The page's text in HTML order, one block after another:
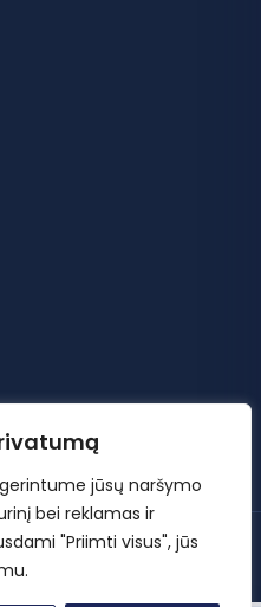
jūsų naršymo
bei reklamas ir
"Priimti visus", jūs
teisės saugomos ·